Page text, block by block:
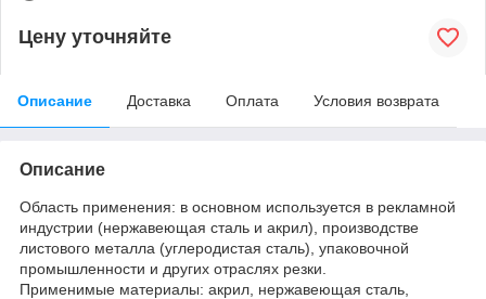
Цену уточняйте
Описание Доставка Оплата Условия возврата
Описание
Область применения: в основном используется в рекламной
индустрии (нержавеющая сталь и акрил), производстве
листового металла (углеродистая сталь), упаковочной
промышленности и других отраслях резки.
Применимые материалы: акрил, нержавеющая сталь,